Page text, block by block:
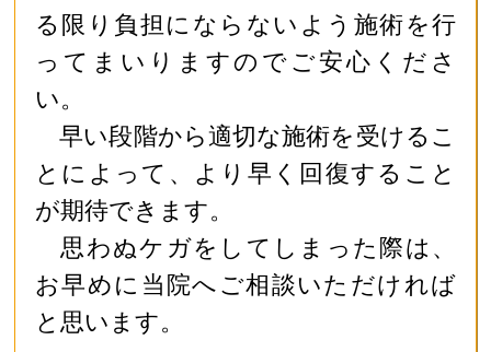
る限り負担にならないよう施術を行
ってまいりますのでご安心くださ
い。
早い段階から適切な施術を受けるこ
とによって、より早く回復すること
が期待できます。
思わぬケガをしてしまった際は、
お早めに当院へご相談いただければ
と思います。